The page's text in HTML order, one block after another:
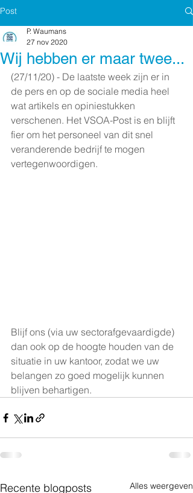
Post
Wij hebben er maar twee...
P. Waumans
27 nov 2020
(27/11/20) - De laatste week zijn er in
de pers en op de sociale media heel
wat artikels en opiniestukken
verschenen. Het VSOA-Post is en blijft
fier om het personeel van dit snel
veranderende bedrijf te mogen
vertegenwoordigen.
Blijf ons (via uw sectorafgevaardigde)
dan ook op de hoogte houden van de
situatie in uw kantoor, zodat we uw
belangen zo goed mogelijk kunnen
blijven behartigen.
Recente blogposts Alles weergeven